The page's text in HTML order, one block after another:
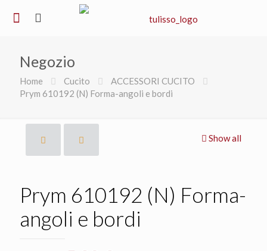
Negozio
Home Cucito
ACCESSORI CUCITO
Prym 610192 (N) Forma-angoli e bordi
Show all
Prym 610192 (N) Forma-
angoli e bordi